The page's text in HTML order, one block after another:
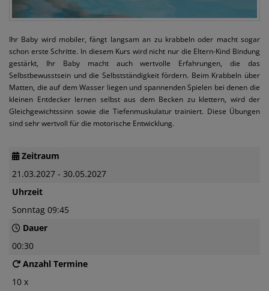
Ihr Baby wird mobiler, fängt langsam an zu krabbeln oder macht sogar
schon erste Schritte. In diesem Kurs wird nicht nur die Eltern-Kind Bindung
gestärkt, Ihr Baby macht auch wertvolle Erfahrungen, die das
Selbstbewusstsein und die Selbstständigkeit fördern. Beim Krabbeln über
Matten, die auf dem Wasser liegen und spannenden Spielen bei denen die
kleinen Entdecker lernen selbst aus dem Becken zu klettern, wird der
Gleichgewichtssinn sowie die Tiefenmuskulatur trainiert. Diese Übungen
sind sehr wertvoll für die motorische Entwicklung.
Zeitraum
21.03.2027 - 30.05.2027
Uhrzeit
Sonntag 09:45
Dauer
00:30
Anzahl Termine
10 x